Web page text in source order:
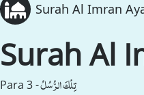
Surah Al Imran
Surah Al
Para 3 -تِلْكَ الرُّسُلُ